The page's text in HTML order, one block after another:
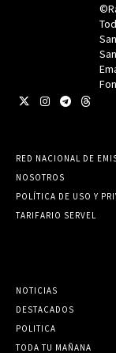
RED NACIONAL DE
NOSOTROS
POLÍTICA DE USO Y
TARIFARIO SERVEL
NOTICIAS
DESTACADOS
POLITICA
TODA TU MAÑANA